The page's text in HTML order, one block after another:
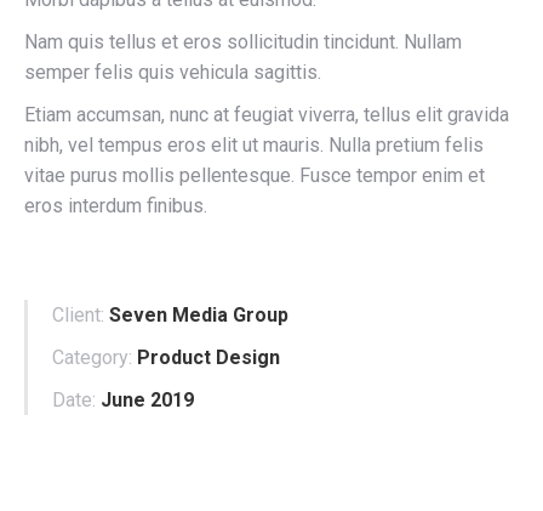
Nam quis tellus et eros sollicitudin tincidunt. Nullam
semper felis quis vehicula sagittis.
Etiam accumsan, nunc at feugiat viverra, tellus elit gravida
nibh, vel tempus eros elit ut mauris. Nulla pretium felis
vitae purus mollis pellentesque. Fusce tempor enim et
eros interdum finibus.
Client: Seven Media Group
Category: Product Design
Date: June 2019